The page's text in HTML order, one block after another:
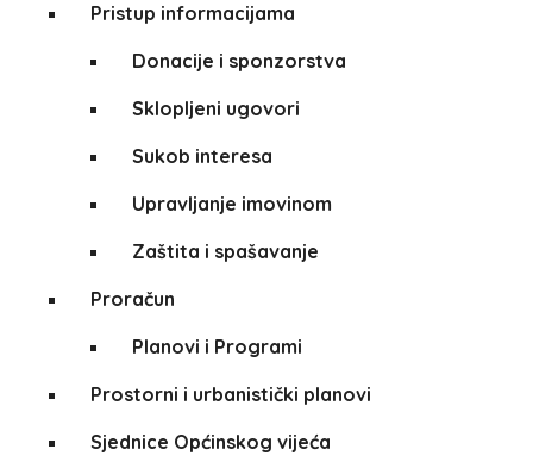
Pristup informacijama
Donacije i sponzorstva
Sklopljeni ugovori
Sukob interesa
Upravljanje imovinom
Zaštita i spašavanje
Proračun
Planovi i Programi
Prostorni i urbanistički planovi
Sjednice Općinskog vijeća